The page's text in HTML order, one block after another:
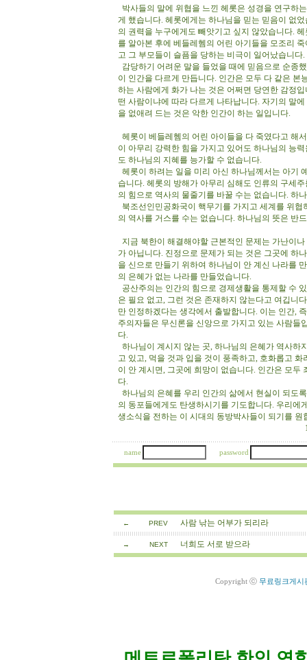
박사들의 말에 위협을 느낀 헤롯은 성경을 연구하
게 했습니다. 헤롯에게는 하나님을 믿는 믿음이 없
의 권력을 누구에게도 빼앗기고 싶지 않았습니다.
를 알아본 후에 베들레헴의 어린 아기들을 모조리
고 그 부모들이 슬픔을 당하는 비극이 일어났습니
감당하기 어려운 말을 들었을 때에 믿음으로 순종
이 인간을 다르게 만듭니다. 인간은 모두 다 같은 본
하는 사람에게 화가 나는 것은 어쩌면 당연한 감정
떤 사람이냐에 따라 다르게 나타납니다. 자기의 말
을 없애려 드는 것은 악한 인간이 하는 일입니다.
헤롯이 베들레헴의 어린 아이들을 다 죽였다고 해
이 아무리 강력한 힘을 가지고 있어도 하나님의 능
도 하나님의 지혜를 능가할 수 없습니다.
헤롯이 하려는 일을 미리 아신 하나님께서는 아기
습니다. 헤롯의 방해가 아무리 심해도 인류의 구세
의 힘으로 역사의 물줄기를 바꿀 수는 없습니다. 하
북조선인민공화국이 핵무기를 가지고 세계를 위
의 역사를 거스를 수는 없습니다. 하나님의 뜻은 반
지금 북한이 해결해야할 근본적인 문제는 가난이
가 아닙니다. 진정으로 문제가 되는 것은 그곳에 하
을 신으로 만들기 위하여 하나님이 안 계신 나라를
의 은혜가 없는 나라를 만들었습니다.
공산주의는 인간의 힘으로 경제생활을 통제할 수
은 필요 없고, 그런 것은 존재하지 않는다고 여깁니
만 인정하겠다는 생각에서 출발합니다. 이는 인간,
주의자들은 무신론을 신앙으로 가지고 있는 사람들
다.
하나님이 계시지 않는 곳, 하나님의 은혜가 역사하
고 있고, 먹을 것과 입을 것이 풍족하고, 호화롭고
이 안 계시면, 그곳에 희망이 없습니다. 인간은 모
다.
하나님의 은혜를 우리 인간의 삶에서 현실이 되도
의 동포들에게도 탄생하시기를 기도합니다. 우리에
생소식을 전하는 이 시대의 동방박사들이 되기를
12/25/13 한영
name password
← PREV 사람 낚는 어부가 되리라
→ NEXT 너희도 서로 받으라
Copyright ⓒ 무료링크게시